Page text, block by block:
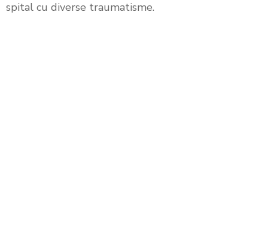
spital cu diverse traumatisme.